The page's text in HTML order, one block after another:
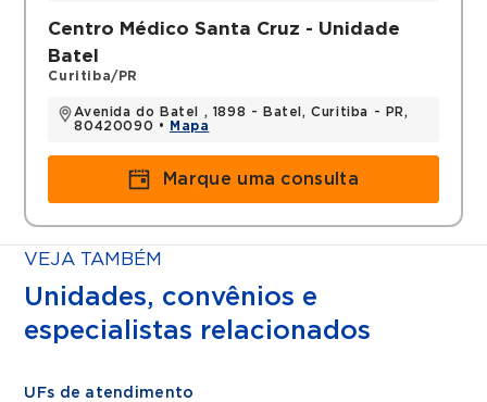
Centro Médico Santa Cruz - Unidade
Batel
Curitiba/PR
Avenida do Batel , 1898 - Batel, Curitiba - PR,
80420090 •
Mapa
Marque uma consulta
VEJA TAMBÉM
Unidades, convênios e
especialistas relacionados
UFs de atendimento